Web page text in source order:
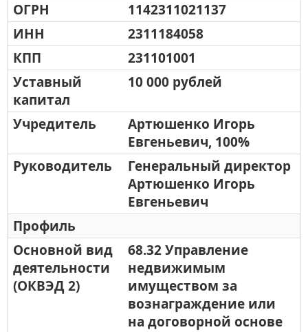
ОГРН
1142311021137
ИНН
2311184058
КПП
231101001
Уставный
капитал
10 000 рублей
Учредитель
Артюшенко Игорь
Евгеньевич, 100%
Руководитель
Генеральный директор
Артюшенко Игорь
Евгеньевич
Профиль
Основной вид
деятельности
(ОКВЭД 2)
68.32 Управление
недвижимым
имуществом за
вознаграждение или
на договорной основе